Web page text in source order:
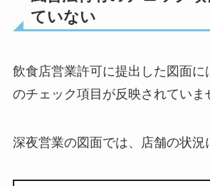
ていない
飲食店営業許可に提出した図面に
のチェック項目が反映されていま
深夜営業の図面では、店舗の状況